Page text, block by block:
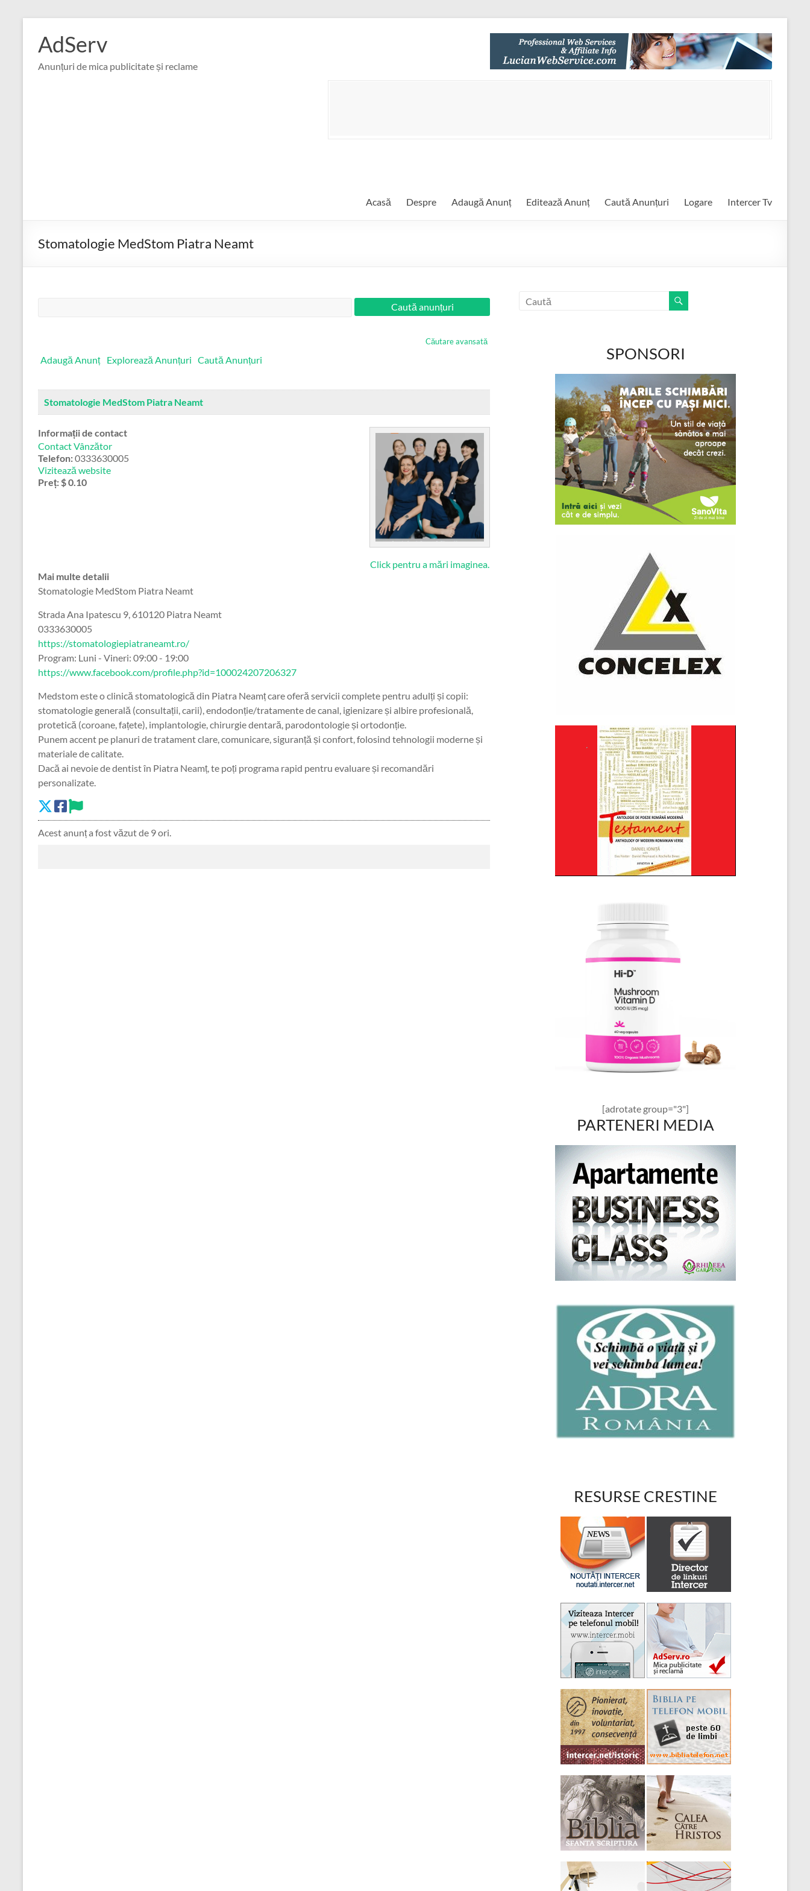
content
AdServ
Anunțuri de mica publicitate și reclame
Acasă Despre Adaugă Anunț Editează Anunț Caută Anunțuri Logare Intercer Tv
Stomatologie MedStom Piatra Neamt
Căutare avansată
Adaugă Anunț Explorează Anunțuri Caută Anunțuri
Stomatologie MedStom Piatra Neamt
Click pentru a mări imaginea.
Informații de contact
Contact Vânzător
Telefon:0333630005
Vizitează website
Preț:$ 0.10
Mai multe detalii
Stomatologie MedStom Piatra Neamt
Strada Ana Ipatescu 9, 610120 Piatra Neamt
0333630005
https://stomatologiepiatraneamt.ro/
Program: Luni - Vineri: 09:00 - 19:00
https://www.facebook.com/profile.php?id=100024207206327
Medstom este o clinică stomatologică din Piatra Neamț care oferă servicii complete pentru adulți și copii:
stomatologie generală (consultații, carii), endodonție/tratamente de canal, igienizare și albire profesională,
protetică (coroane, fațete), implantologie, chirurgie dentară, parodontologie și ortodonție.
Punem accent pe planuri de tratament clare, comunicare, siguranță și confort, folosind tehnologii moderne și
materiale de calitate.
Dacă ai nevoie de dentist în Piatra Neamț, te poți programa rapid pentru evaluare și recomandări
personalizate.
Acest anunț a fost văzut de 9 ori.
SPONSORI
[adrotate group="3"]
PARTENERI MEDIA
RESURSE CRESTINE